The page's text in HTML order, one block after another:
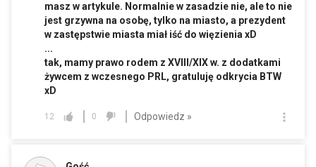
masz w artykule. Normalnie w zasadzie nie, ale to nie
jest grzywna na osobę, tylko na miasto, a prezydent
w zastępstwie miasta miał iść do więzienia xD
...
tak, mamy prawo rodem z XVIII/XIX w. z dodatkami
żywcem z wczesnego PRL, gratuluję odkrycia BTW
xD
12 0 Odpowiedz »